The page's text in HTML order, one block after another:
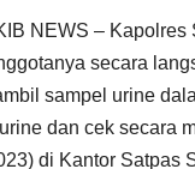
NEWS – Kapolres
secara
sampel urine
dan cek secara
di Kantor Satpas